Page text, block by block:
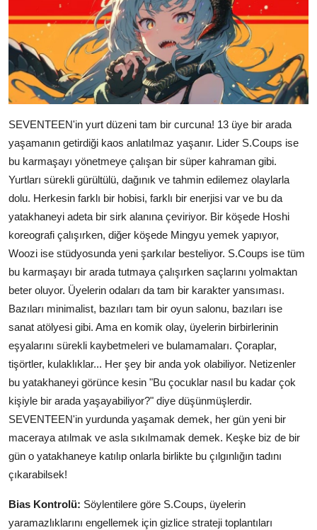
SEVENTEEN'in yurt düzeni tam bir curcuna! 13 üye bir arada
yaşamanın getirdiği kaos anlatılmaz yaşanır. Lider S.Coups ise
bu karmaşayı yönetmeye çalışan bir süper kahraman gibi.
Yurtları sürekli gürültülü, dağınık ve tahmin edilemez olaylarla
dolu. Herkesin farklı bir hobisi, farklı bir enerjisi var ve bu da
yatakhaneyi adeta bir sirk alanına çeviriyor. Bir köşede Hoshi
koreografi çalışırken, diğer köşede Mingyu yemek yapıyor,
Woozi ise stüdyosunda yeni şarkılar besteliyor. S.Coups ise tüm
bu karmaşayı bir arada tutmaya çalışırken saçlarını yolmaktan
beter oluyor. Üyelerin odaları da tam bir karakter yansıması.
Bazıları minimalist, bazıları tam bir oyun salonu, bazıları ise
sanat atölyesi gibi. Ama en komik olay, üyelerin birbirlerinin
eşyalarını sürekli kaybetmeleri ve bulamamaları. Çoraplar,
tişörtler, kulaklıklar... Her şey bir anda yok olabiliyor. Netizenler
bu yatakhaneyi görünce kesin "Bu çocuklar nasıl bu kadar çok
kişiyle bir arada yaşayabiliyor?" diye düşünmüşlerdir.
SEVENTEEN'in yurdunda yaşamak demek, her gün yeni bir
maceraya atılmak ve asla sıkılmamak demek. Keşke biz de bir
gün o yatakhaneye katılıp onlarla birlikte bu çılgınlığın tadını
çıkarabilsek!
Bias Kontrolü: Söylentilere göre S.Coups, üyelerin
yaramazlıklarını engellemek için gizlice strateji toplantıları